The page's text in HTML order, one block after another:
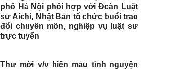
phố Hà Nội phối hợp với Đoàn Luật
sư Aichi, Nhật Bản tổ chức buổi trao
đổi chuyên môn, nghiệp vụ luật sư
trực tuyến
Thư mời v/v hiến máu tình nguyện